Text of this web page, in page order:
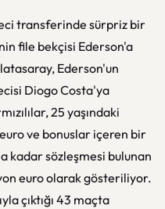
transferinde sürpriz bir
file bekçisi Ederson'a
Ederson'un
Diogo Costa'ya
25 yaşındaki
ve bonuslar içeren bir
kadar sözleşmesi bulunan
euro olarak gösteriliyor.
çıktığı 43 maçta